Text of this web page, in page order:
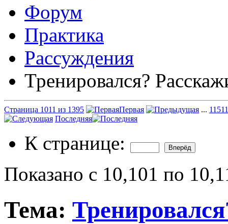
Форум
Практика
Рассуждения
Тренировался?
Страница 1011 из 1395 Первая ... 11 511
Последняя
К странице:
Показано с 10,101 по
Тема: